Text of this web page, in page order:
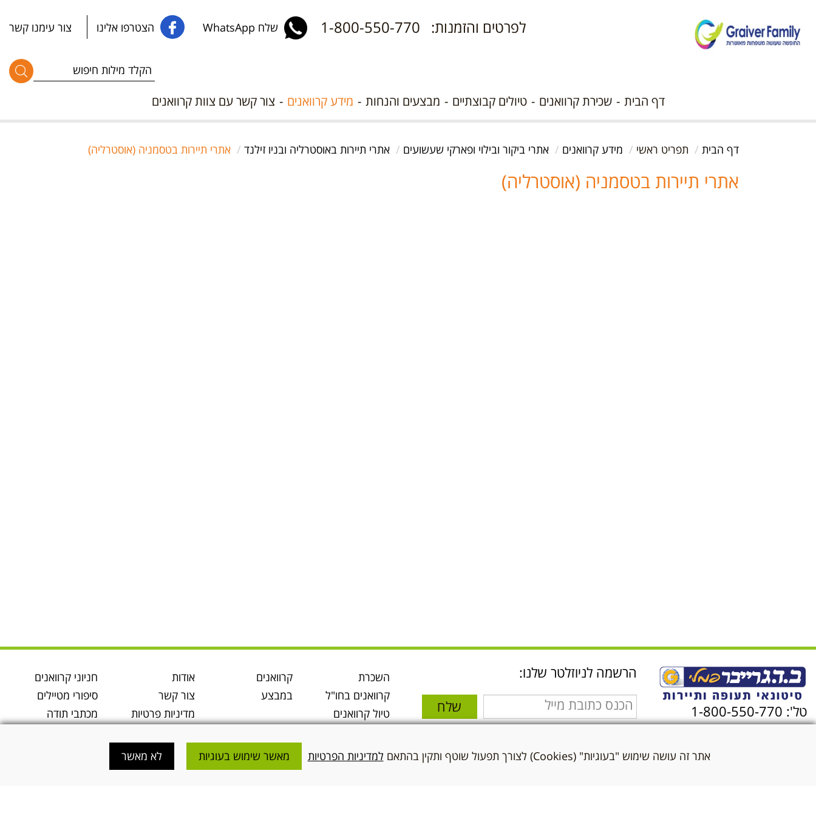
שלח WhatsApp הצטרפו אלינו צור עימנו קשר לפרטים והזמנות: 1-800-550-770
דף הבית שכירת קרוואנים טיולים קבוצתיים מבצעים והנחות מידע קרוואנים צור קשר עם צוות קרוואנים
דף הבית תפריט ראשי מידע קרוואנים אתרי ביקור ובילוי ופארקי שעשועים אתרי תיירות באוסטרליה ובניו זילנד אתרי תיירות בטסמניה (אוסטרליה)
אתרי תיירות בטסמניה (אוסטרליה)
טל': 1-800-550-770
הרשמה לניוזלטר שלנו:
שלח
לתנאי השימוש ולמדיניות
השכרת
קרוואנים בחו"ל
טיול קרוואנים
טיול קרוואנים
קרוואנים
במבצע
אודות
צור קשר
מדיניות פרטיות
קרוואנים
מידע קרוואנים
חניוני קרוואנים
סיפורי מטיילים
מכתבי תודה
אתר זה עושה שימוש "בעוגיות" (Cookies) לצורך תפעול שוטף ותקין בהתאם למדיניות הפרטיות מאשר שימוש בעוגיות לא מאשר